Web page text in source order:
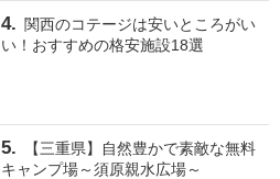
関西のコテージは安いところがい
い！おすすめの格安施設18選
【三重県】自然豊かで素敵な無料
キャンプ場～須原親水広場～